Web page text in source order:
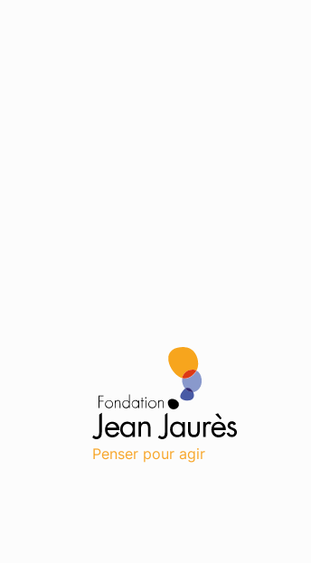
Penser pour agir